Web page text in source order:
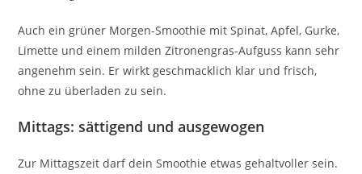
Auch ein grüner Morgen-Smoothie mit Spinat, Apfel, Gurke,
Limette und einem milden Zitronengras-Aufguss kann sehr
angenehm sein. Er wirkt geschmacklich klar und frisch,
ohne zu überladen zu sein.
Mittags: sättigend und ausgewogen
Zur Mittagszeit darf dein Smoothie etwas gehaltvoller sein.